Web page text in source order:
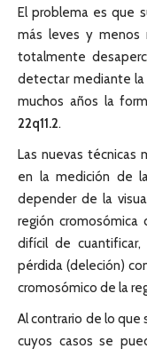
El problema es que
más leves y menos
totalmente
detectar mediante la
muchos años la
22q11.2.
Las nuevas técnicas
en la medición de
depender de la
región cromosómica
difícil de
pérdida (deleción)
cromosómico de la
Al contrario de lo que
cuyos casos se